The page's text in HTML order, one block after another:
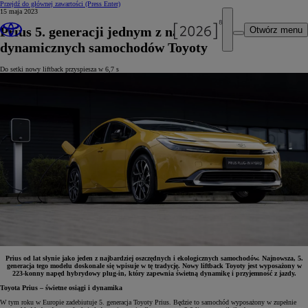
Przejdź do głównej zawartości (Press Enter)
Otwórz menu
15 maja 2023
Prius 5. generacji jednym z najbardziej
dynamicznych samochodów Toyoty
Do setki nowy liftback przyspiesza w 6,7 s
Prius od lat słynie jako jeden z najbardziej oszczędnych i ekologicznych samochodów. Najnowsza, 5.
generacja tego modelu doskonale się wpisuje w tę tradycję. Nowy liftback Toyoty jest wyposażony w
223-konny napęd hybrydowy plug-in, który zapewnia świetną dynamikę i przyjemność z jazdy.
Toyota Prius – świetne osiągi i dynamika
W tym roku w Europie zadebiutuje 5. generacja Toyoty Prius. Będzie to samochód wyposażony w zupełnie